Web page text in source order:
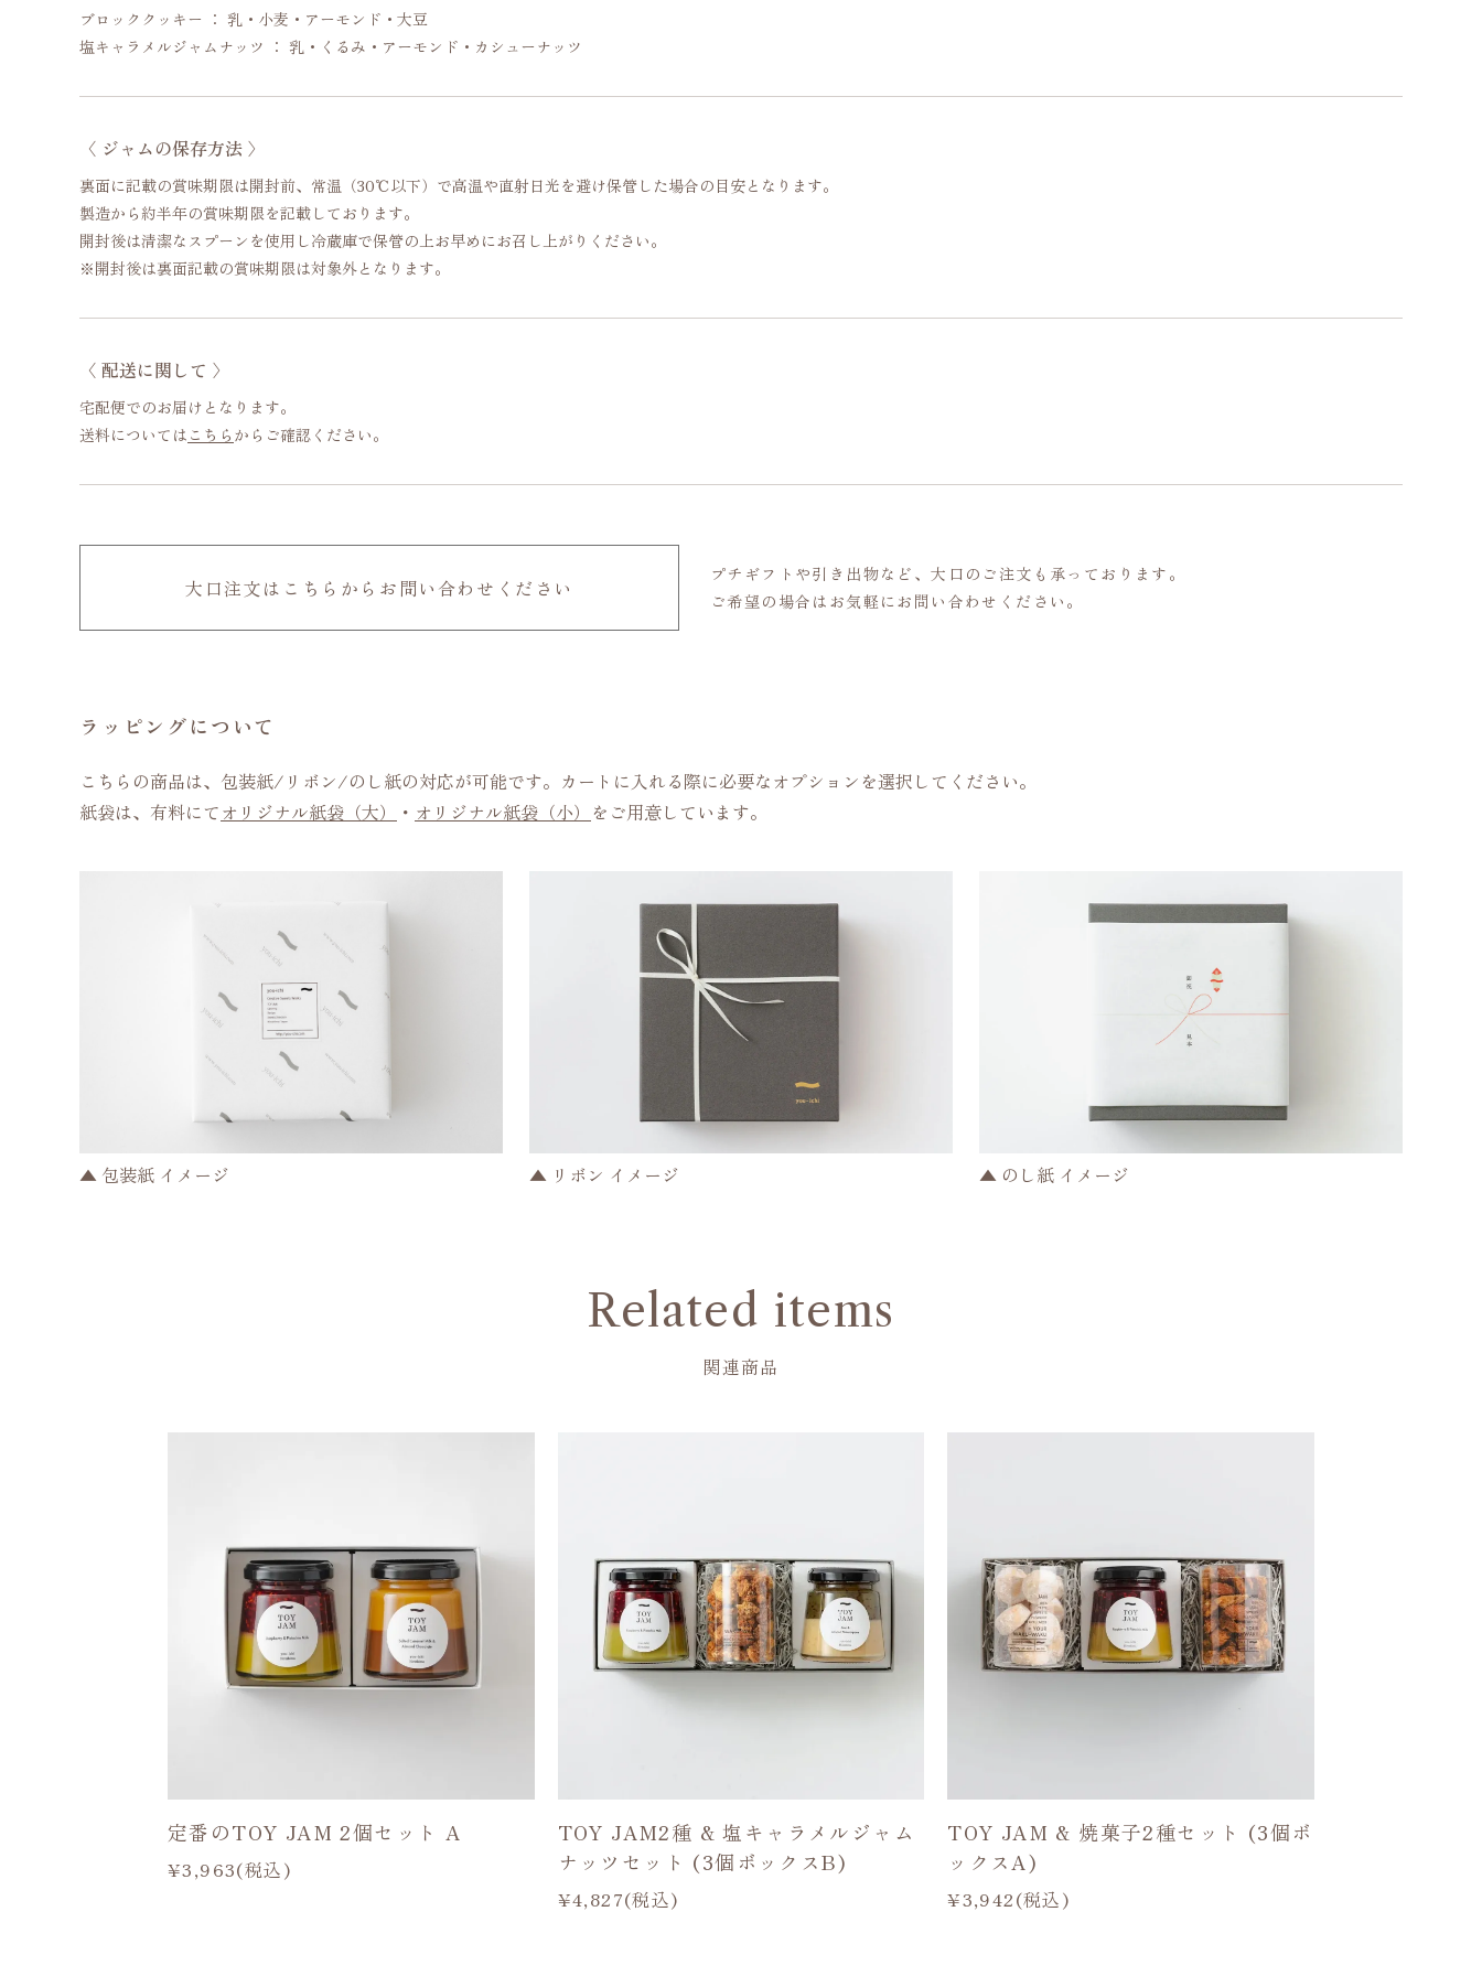
ブロッククッキー ： 乳・小麦・アーモンド・大豆
塩キャラメルジャムナッツ ： 乳・くるみ・アーモンド・カシューナッツ
〈 ジャムの保存方法 〉
裏面に記載の賞味期限は開封前、常温（30℃以下）で高温や直射日光を避け保管した場合の目安となります。
製造から約半年の賞味期限を記載しております。
開封後は清潔なスプーンを使用し冷蔵庫で保管の上お早めにお召し上がりください。
※開封後は裏面記載の賞味期限は対象外となります。
〈 配送に関して 〉
宅配便でのお届けとなります。
送料については こちら からご確認ください。
大口注文はこちらからお問い合わせください
プチギフトや引き出物など、大口のご注文も承っております。
ご希望の場合はお気軽にお問い合わせください。
ラッピングについて
こちらの商品は、包装紙/リボン/のし紙の対応が可能です。カートに入れる際に必要なオプションを選択してください。
紙袋は、有料にてオリジナル紙袋（大） ・ オリジナル紙袋（小） をご用意しています。
▲ 包装紙 イメージ ▲ リボン イメージ ▲ のし紙 イメージ
Related items
関連商品
定番のTOY JAM 2個セット A
¥3,963(税込)
TOY JAM2種 & 塩キャラメルジャム
ナッツセット (3個ボックスB)
¥4,827(税込)
TOY JAM & 焼菓子2種セット (3個ボ
ックスA)
¥3,942(税込)